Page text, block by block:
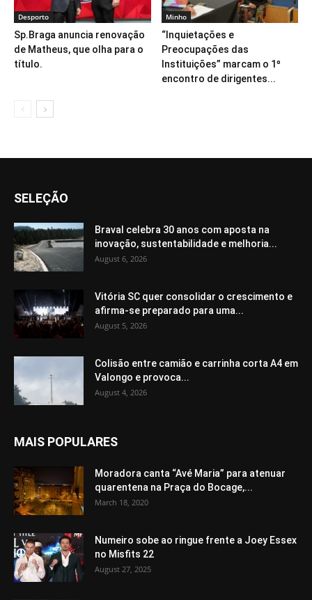
Desporto
Sp.Braga anuncia renovação
de Matheus, que olha para o
título.
Minho
“Inquietações e
Preocupações das
Instituições” marcam o 1º
encontro de dirigentes...
SELEÇÃO
Braval celebra 30 anos com aposta na
inovação, sustentabilidade e melhoria...
August 6, 2026
Vitória SC quer consolidar o crescimento e
afirma-se preparado para uma...
August 5, 2026
Colisão entre camião e carrinha corta A4 em
Valongo e provoca...
August 4, 2026
MAIS POPULARES
Moradora canta “Avé Maria” para atenuar
quarentena na Praça do Bocage,...
March 18, 2020
Numeiro sobe ao ringue frente a Joey Essex
no Misfits 22
August 27, 2025